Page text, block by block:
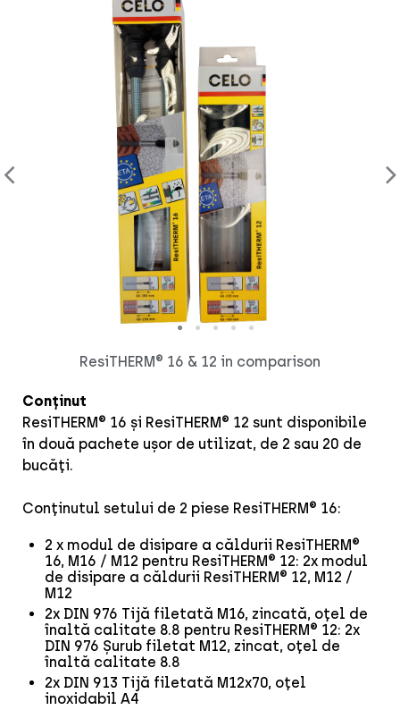
Conținut
ResiTHERM® 16 și ResiTHERM® 12 sunt disponibile
în două pachete ușor de utilizat, de 2 sau 20 de
bucăți.
Conținutul setului de 2 piese ResiTHERM® 16:
2 x modul de disipare a căldurii ResiTHERM®
16, M16 / M12 pentru ResiTHERM® 12: 2x modul
de disipare a căldurii ResiTHERM® 12, M12 /
M12
2x DIN 976 Tijă filetată M16, zincată, oțel de
înaltă calitate 8.8 pentru ResiTHERM® 12: 2x
DIN 976 Șurub filetat M12, zincat, oțel de
înaltă calitate 8.8
2x DIN 913 Tijă filetată M12x70, oțel
inoxidabil A4
ResiTHERM® 16 & 12 in comparison